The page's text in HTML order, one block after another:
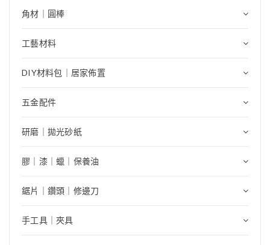
角材｜圓棒
工藝材料
DIY材料包｜居家佈置
五金配件
研磨｜拋光砂紙
膠｜漆｜蠟｜保養油
鋸片｜鑽頭｜修邊刀
手工具｜夾具